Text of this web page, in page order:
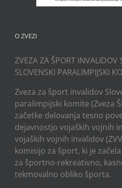
O ZVEZI
ZVEZA ZA ŠPORT INVALIDOV
SLOVENSKI PARALIMPIJSKI
Zveza za šport invalidov
paralimpijski komite (Zveza
začetke delovanja tesno
dejavnostjo vojaških vojnih
vojaških vojnih invalidov
komisijo za šport, ki je
za športno-rekreativno,
tekmovalno obliko športa.